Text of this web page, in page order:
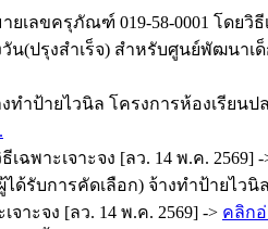
ลขครุภัณฑ์ 019-58-0001 โดยวิธี
(ปรุงสำเร็จ) สำหรับศูนย์พัฒนาเ
ำป้ายไวนิล โครงการห้องเรียน
พาะเจาะจง [ลว. 14 พ.ค. 2569] -
ด้รับการคัดเลือก) จ้างทำป้ายไ
าะจง [ลว. 14 พ.ค. 2569] -> คลิก